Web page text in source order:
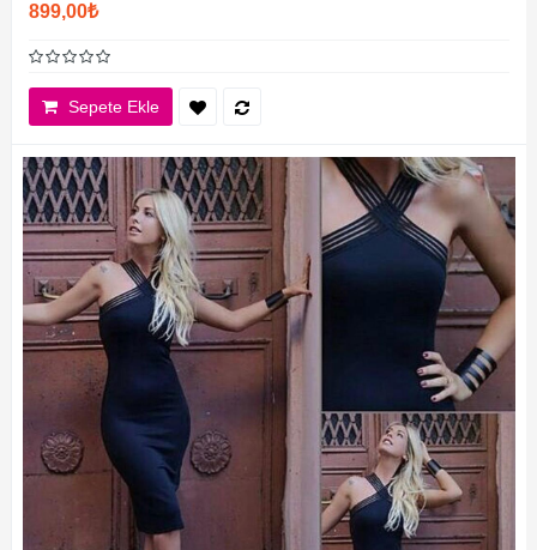
899,00₺
Sepete Ekle